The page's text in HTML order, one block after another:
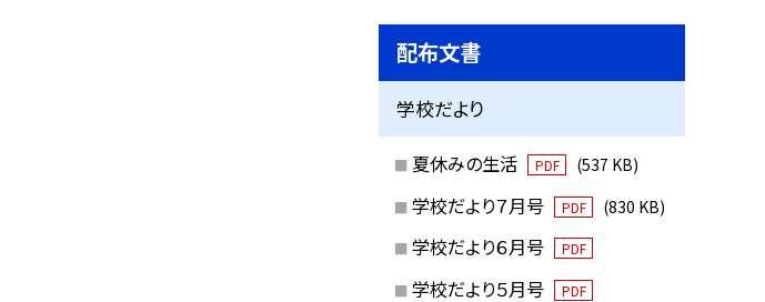
配布文書
学校だより
夏休みの生活 PDF (537 KB)
学校だより７月号 PDF (830 KB)
学校だより６月号 PDF
学校だより５月号 PDF